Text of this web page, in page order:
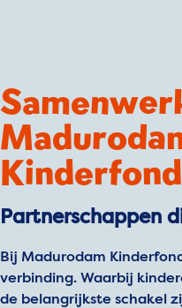
Partnerschappen
Bij Madurodam
verbinding. Waarbij
de belangrijkste schakel